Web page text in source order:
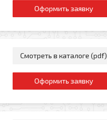
Оформить заявку
Смотреть в каталоге (pdf)
Оформить заявку